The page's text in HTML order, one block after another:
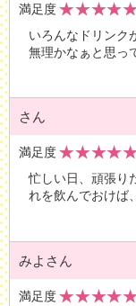
満足度
いろんなドリンク
無理かなぁと思っ
さん
満足度
忙しい日、頑張り
れを飲んでおけば
みよさん
満足度